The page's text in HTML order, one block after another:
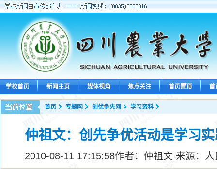
学校首页 新闻主页 媒体视角 焦点关注 首页置顶 首
首页 专题网 创优争先网 学习资料
仲祖文：创先争优活动是学习
2010-08-11 17:15:58作者：仲祖文 来源：